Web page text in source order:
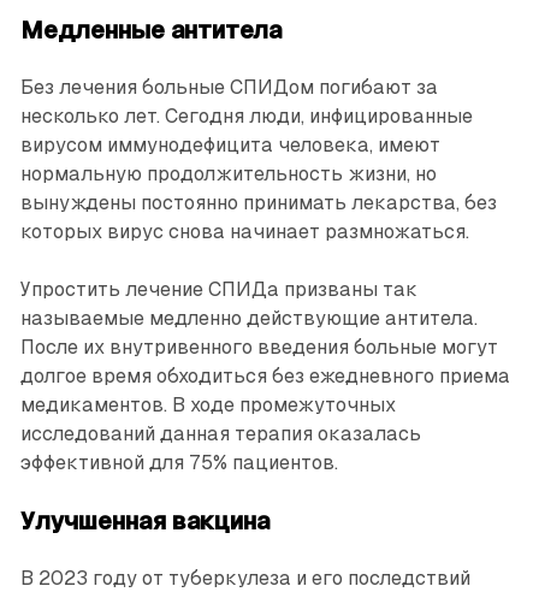
Медленные антитела
Без лечения больные СПИДом погибают за
несколько лет. Сегодня люди, инфицированные
вирусом иммунодефицита человека, имеют
нормальную продолжительность жизни, но
вынуждены постоянно принимать лекарства, без
которых вирус снова начинает размножаться.
Упростить лечение СПИДа призваны так
называемые медленно действующие антитела.
После их внутривенного введения больные могут
долгое время обходиться без ежедневного приема
медикаментов. В ходе промежуточных
исследований данная терапия оказалась
эффективной для 75% пациентов.
Улучшенная вакцина
В 2023 году от туберкулеза и его последствий